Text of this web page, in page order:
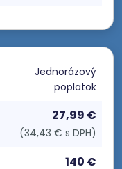
Jednorázový
poplatok
27,99 €
(34,43 € s DPH)
140 €